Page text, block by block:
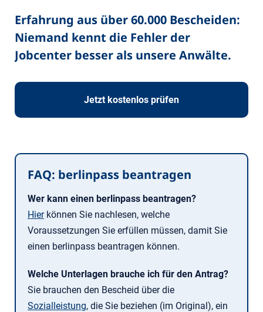
Erfahrung aus über 60.000 Bescheiden:
Niemand kennt die Fehler der
Jobcenter besser als unsere Anwälte.
Jetzt kostenlos prüfen
FAQ: berlinpass beantragen
Wer kann einen berlinpass beantragen?
Hierkönnen Sie nachlesen, welche
Voraussetzungen Sie erfüllen müssen, damit Sie
einen berlinpass beantragen können.
Welche Unterlagen brauche ich für den Antrag?
Sie brauchen den Bescheid über die
Sozialleistung, die Sie beziehen (im Original), ein